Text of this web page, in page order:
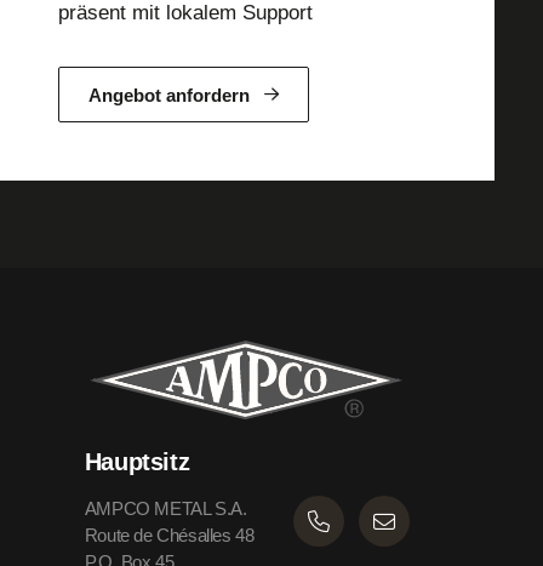
präsent mit lokalem Support
Angebot anfordern
Hauptsitz
AMPCO METAL S.A.
Route de Chésalles 48
P.O. Box 45